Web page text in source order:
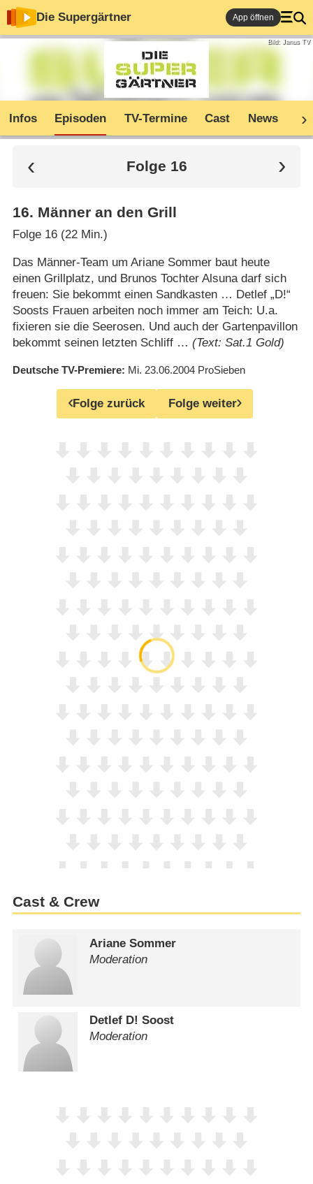
Die Supergärtner App öffnen
Bild: Janus TV
Infos Episoden TV-Termine Cast News
Folge 16
16. Männer an den Grill
Folge 16 (22 Min.)
Das Männer-Team um Ariane Sommer baut heute
einen Grillplatz, und Brunos Tochter Alsuna darf sich
freuen: Sie bekommt einen Sandkasten … Detlef „D!“
Soosts Frauen arbeiten noch immer am Teich: U.a.
fixieren sie die Seerosen. Und auch der Gartenpavillon
bekommt seinen letzten Schliff … (Text: Sat.1 Gold)
Deutsche TV-Premiere Mi. 23.06.2004 ProSieben
Folge zurück Folge weiter
Cast & Crew
Ariane Sommer
Moderation
Detlef D! Soost
Moderation